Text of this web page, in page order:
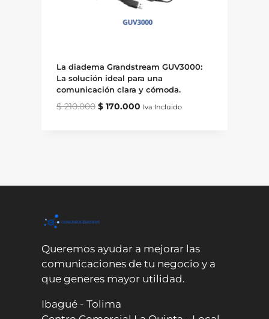
La diadema Grandstream GUV3000:
La solución ideal para una
comunicación clara y cómoda.
$210.000 Original
$170.000Current
Iva Incluido
Queremos ayudar a mejorar las
comunicaciones de tu negocio y a
que generes mayor utilidad.
Ibagué - Tolima